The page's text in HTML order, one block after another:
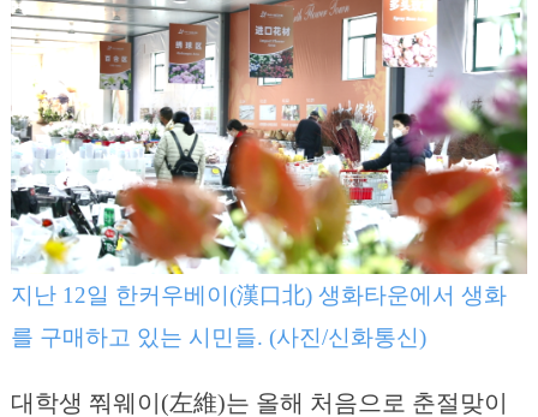
지난 12일 한커우베이(漢口北) 생화타운에서 생화
를 구매하고 있는 시민들. (사진/신화통신)
대학생 쭤웨이(左維)는 올해 처음으로 춘절맞이